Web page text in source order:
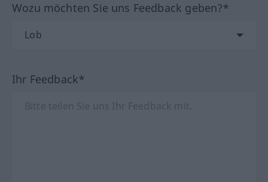
Wozu möchten Sie uns Feedback geben?*
Ihr Feedback*